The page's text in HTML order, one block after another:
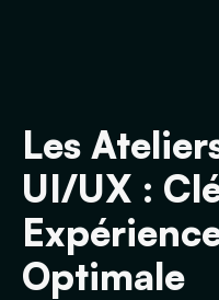
Les
UI/UX :
Optimale